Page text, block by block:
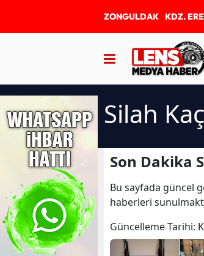
ZONGULDAK KDZ.
Silah
Son Dakika
Bu sayfada güncel
haberleri
Güncelleme Tarihi: